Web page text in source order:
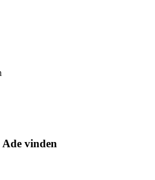
vinden